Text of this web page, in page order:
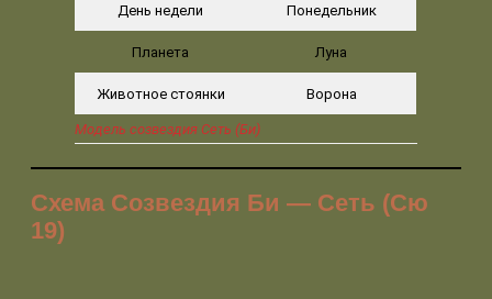
День недели Понедельник
Планета Луна
Животное стоянки Ворона
Модель созвездия Сеть (Би)
Схема Созвездия Би — Сеть (Сю
19)